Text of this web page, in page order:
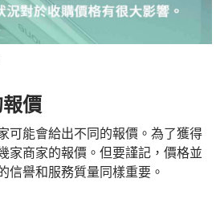
價
可能會給出不同的報價。為了獲得
家商家的報價。但要謹記，價格並
信譽和服務質量同樣重要。